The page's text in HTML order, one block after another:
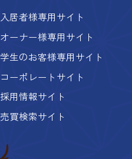
入居者様専用サイト
オーナー様専用サイト
学生のお客様専用サイト
コーポレートサイト
採用情報サイト
売買検索サイト